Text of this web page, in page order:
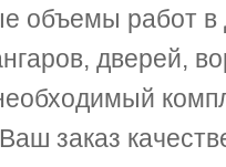
объемы работ в
дверей,
заказ